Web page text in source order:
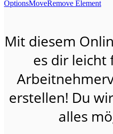
OptionsMoveRemove Element
Mit diesem
es dir leicht
erstellen! Du
alles